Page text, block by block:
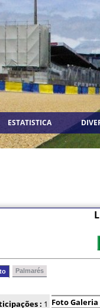
ESTATISTICA
Palmarés
: 1 Foto Galeria